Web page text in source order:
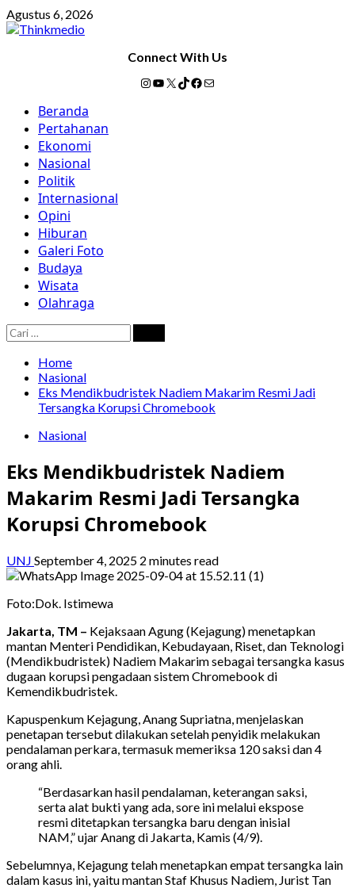
Skip
to
Agustus 6, 2026
Connect With Us
Instagram
YouTube
X TikTok
Facebook
Mail
Primary
Menu
Beranda
Pertahanan
Ekonomi
Nasional
Politik
Internasional
Opini
Hiburan
Galeri Foto
Budaya
Wisata
Olahraga
Cari
untuk:
Home
Nasional
Eks Mendikbudristek Nadiem Makarim Resmi Jadi
Tersangka Korupsi Chromebook
Nasional
Eks Mendikbudristek Nadiem
Makarim Resmi Jadi Tersangka
Korupsi Chromebook
UNJ September 4, 2025 2 minutes read
Foto:Dok. Istimewa
Jakarta, TM – Kejaksaan Agung (Kejagung) menetapkan
mantan Menteri Pendidikan, Kebudayaan, Riset, dan Teknologi
(Mendikbudristek) Nadiem Makarim sebagai tersangka kasus
dugaan korupsi pengadaan sistem Chromebook di
Kemendikbudristek.
Kapuspenkum Kejagung, Anang Supriatna, menjelaskan
penetapan tersebut dilakukan setelah penyidik melakukan
pendalaman perkara, termasuk memeriksa 120 saksi dan 4
orang ahli.
“Berdasarkan hasil pendalaman, keterangan saksi,
serta alat bukti yang ada, sore ini melalui ekspose
resmi ditetapkan tersangka baru dengan inisial
NAM,” ujar Anang di Jakarta, Kamis (4/9).
Sebelumnya, Kejagung telah menetapkan empat tersangka lain
dalam kasus ini, yaitu mantan Staf Khusus Nadiem, Jurist Tan